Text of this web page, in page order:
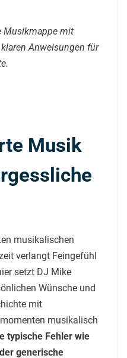
Musikmappe mit
Anweisungen für
Musik
musikalischen
verlangt Feingefühl
setzt DJ Mike
Wünsche und
mit
musikalisch
typische Fehler wie
generische